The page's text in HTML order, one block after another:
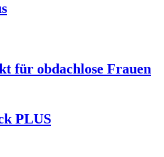
für obdachlose Frauen
PLUS